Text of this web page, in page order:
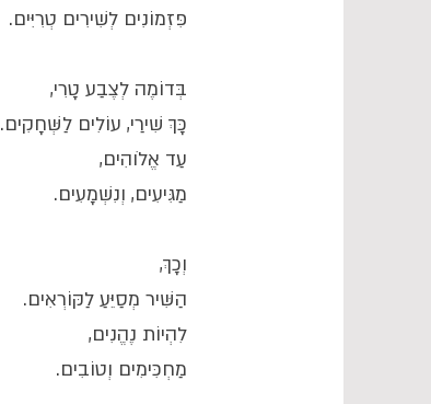
פִּזְמוֹנִים לְשִׁירִים טְרִיִּים.
בְּדוֹמֶה לְצֶבַע טָרִי,
כָּךְ שִׁירַי, עוֹלִים לַשְּׁחָקִים.
עַד אֱלֹוהִים,
מַגִּיעִים, וְנִשְׁמָעִים.
וְכָךְ,
הַשִּׁיר מְסַיֵּעַ לַקּוֹרְאִים.
לִהְיוֹת נֶהֱנִים,
מַחְכִּימִים וְטוֹבִים.